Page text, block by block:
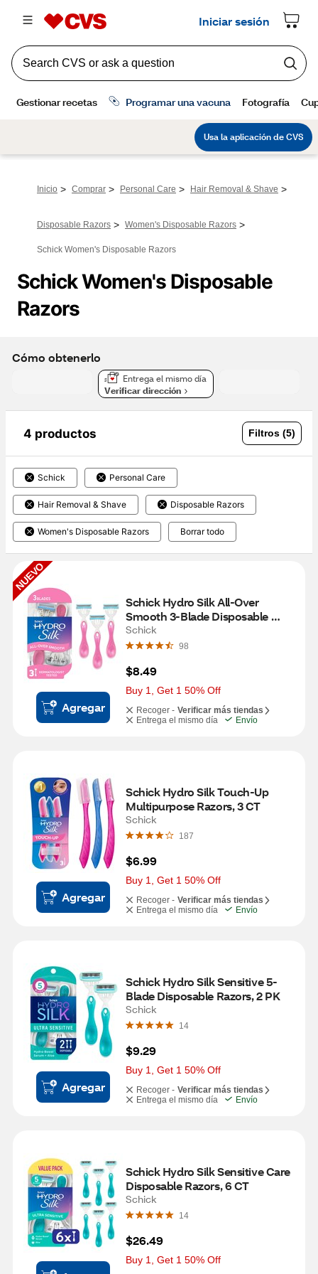
Inicio > Comprar > Personal Care > Hair Removal & Shave >
Disposable Razors > Women's Disposable Razors >
Schick Women's Disposable Razors
Schick Women's Disposable
Razors
Cómo obtenerlo
Entrega el mismo día
Verificar dirección
4 productos Filtros (5)
Schick Personal Care
Hair Removal & Shave Disposable Razors
Women's Disposable Razors Borrar todo
NUEVO
Agregar
Schick Hydro Silk All-Over
Smooth 3-Blade Disposable
Razor, 3 CT
Schick
98
$8.49
Buy 1, Get 1 50% Off
Recoger - Verificar más tiendas
Entrega el mismo día
Envío
Agregar
Schick Hydro Silk Touch-Up
Multipurpose Razors, 3 CT
Schick
187
$6.99
Buy 1, Get 1 50% Off
Recoger - Verificar más tiendas
Entrega el mismo día
Envío
Agregar
Schick Hydro Silk Sensitive 5-
Blade Disposable Razors, 2 PK
Schick
14
$9.29
Buy 1, Get 1 50% Off
Recoger - Verificar más tiendas
Entrega el mismo día
Envío
Schick Hydro Silk Sensitive Care
Disposable Razors, 6 CT
Schick
14
$26.49
Buy 1, Get 1 50% Off